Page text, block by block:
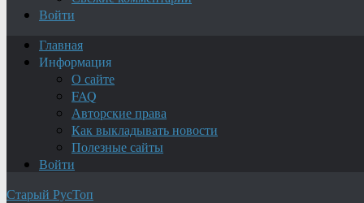
Войти
Главная
Информация
О сайте
FAQ
Авторские права
Как выкладывать новости
Полезные сайты
Войти
Старый РусТоп